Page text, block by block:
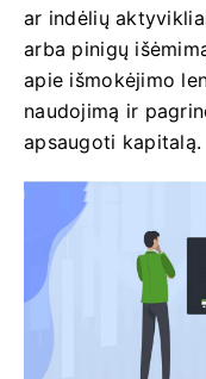
ar indėlių
arba pinigų
apie išmokėjimo
naudojimą ir
apsaugoti kapitalą.